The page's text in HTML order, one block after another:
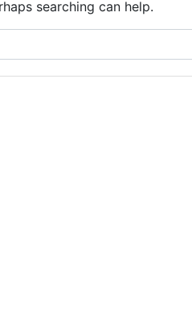
searching can help.